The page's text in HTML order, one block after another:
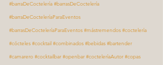
#barraDeCoctelería #barrasDeCoctelería
#barraDeCocteleríaParaEventos
#barrasDeCocteleríaParaEventos #mástremendos #coctelería
#cócteles #cocktail #combinados #bebidas #bartender
#camarero #cocktailbar #openbar #cocteleríaAutor #copas